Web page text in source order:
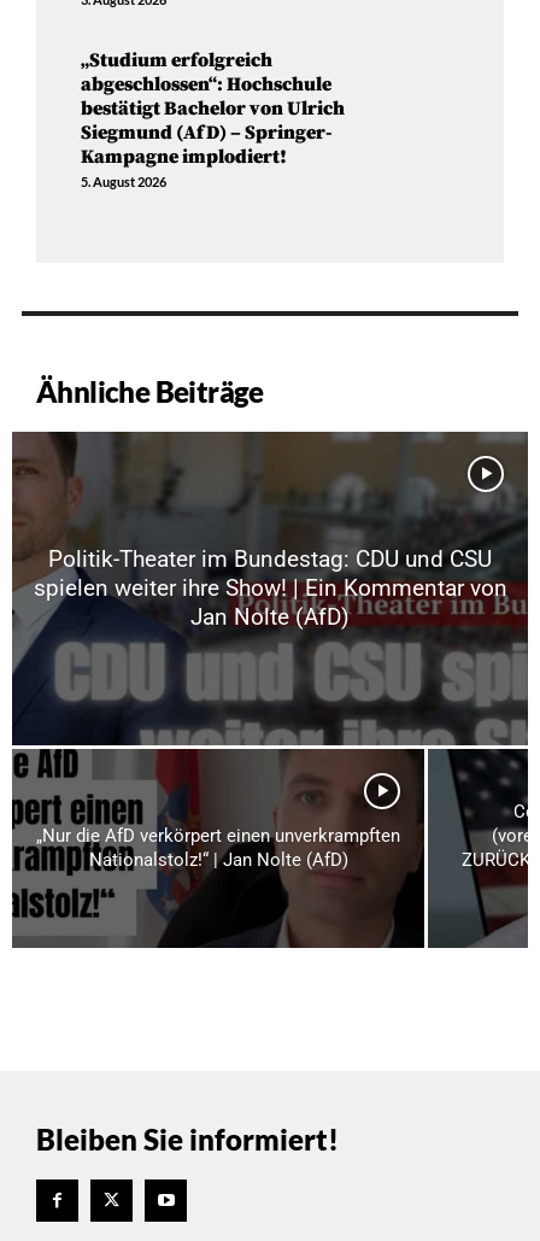
„Studium erfolgreich
abgeschlossen“: Hochschule
bestätigt Bachelor von Ulrich
Siegmund (AfD) – Springer-
Kampagne implodiert!
5. August 2026
Ähnliche Beiträge
Politik-Theater im Bundestag: CDU und CSU
spielen weiter ihre Show! | Ein Kommentar von
Jan Nolte (AfD)
„Nur die AfD verkörpert einen unverkrampften
Nationalstolz!“ | Jan Nolte (AfD)
Bleiben Sie informiert!